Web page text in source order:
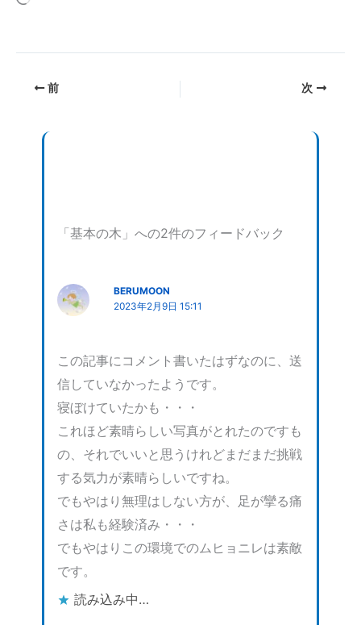
中…前 次
「基本の木」への2件のフィードバック
BERUMOON
2023年2月9日 15:11
この記事にコメント書いたはずなのに、送
信していなかったようです。
寝ぼけていたかも・・・
これほど素晴らしい写真がとれたのですも
の、それでいいと思うけれどまだまだ挑戦
する気力が素晴らしいですね。
でもやはり無理はしない方が、足が攣る痛
さは私も経験済み・・・
でもやはりこの環境でのムヒョニレは素敵
です。
読み込み中…